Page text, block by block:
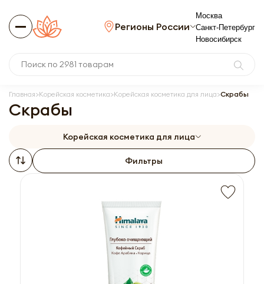
Регионы России
Москва
Санкт-Петербург
Новосибирск
Главная Корейская косметика Корейская косметика для лица Скрабы
Скрабы
Корейская косметика для лица
Фильтры